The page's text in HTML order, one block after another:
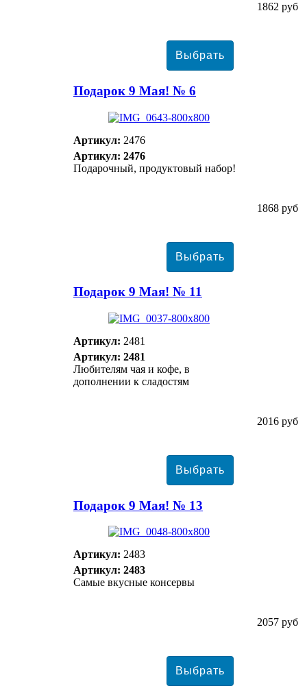
1862 руб
Подарок 9 Мая! № 6
Артикул: 2476
Артикул: 2476
Подарочный, продуктовый набор!
1868 руб
Подарок 9 Мая! № 11
Артикул: 2481
Артикул: 2481
Любителям чая и кофе, в
дополнении к сладостям
2016 руб
Подарок 9 Мая! № 13
Артикул: 2483
Артикул: 2483
Самые вкусные консервы
2057 руб